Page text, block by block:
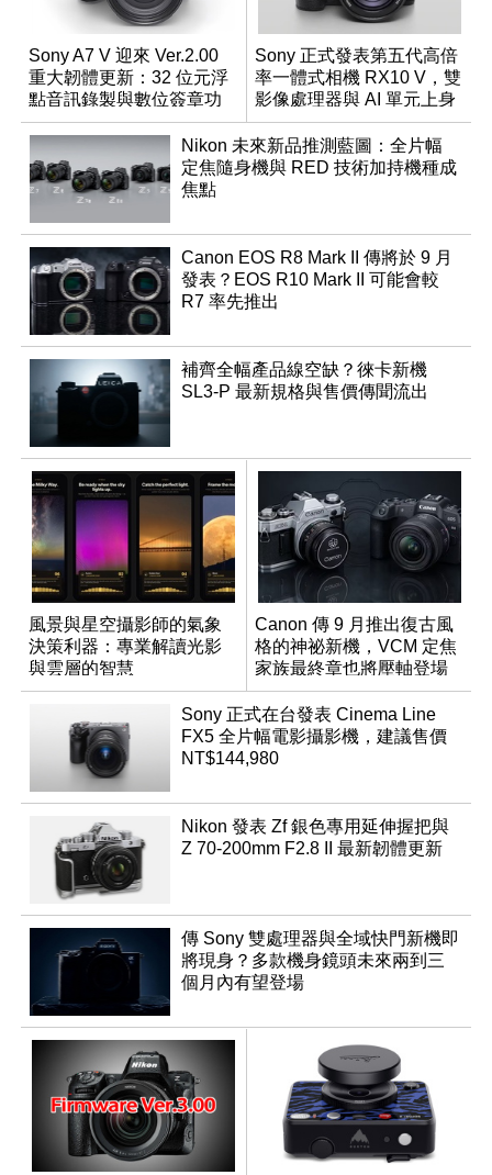
Sony A7 V 迎來 Ver.2.00
重大韌體更新：32 位元浮
點音訊錄製與數位簽章功
能登場
Sony 正式發表第五代高倍
率一體式相機 RX10 V，雙
影像處理器與 AI 單元上身
Nikon 未來新品推測藍圖：全片幅
定焦隨身機與 RED 技術加持機種成
焦點
Canon EOS R8 Mark II 傳將於 9 月
發表？EOS R10 Mark II 可能會較
R7 率先推出
補齊全幅產品線空缺？徠卡新機
SL3-P 最新規格與售價傳聞流出
風景與星空攝影師的氣象
決策利器：專業解讀光影
與雲層的智慧
App「Atmos」登場
Canon 傳 9 月推出復古風
格的神祕新機，VCM 定焦
家族最終章也將壓軸登場
Sony 正式在台發表 Cinema Line
FX5 全片幅電影攝影機，建議售價
NT$144,980
Nikon 發表 Zf 銀色專用延伸握把與
Z 70-200mm F2.8 II 最新韌體更新
傳 Sony 雙處理器與全域快門新機即
將現身？多款機身鏡頭未來兩到三
個月內有望登場